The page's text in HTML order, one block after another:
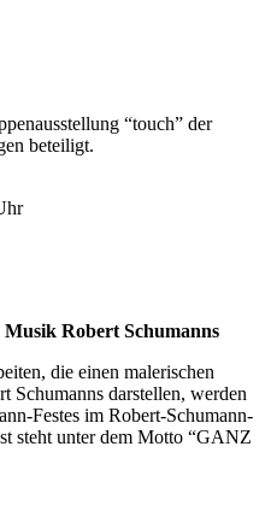
“touch” der
beteiligt.
Robert Schumanns
die einen malerischen
Schumanns darstellen, werden
Festes im Robert-Schumann-
steht unter dem Motto “GANZ